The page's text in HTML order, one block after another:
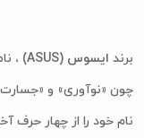
برند ایسوس (ASUS)
،
چون «نوآوری» و